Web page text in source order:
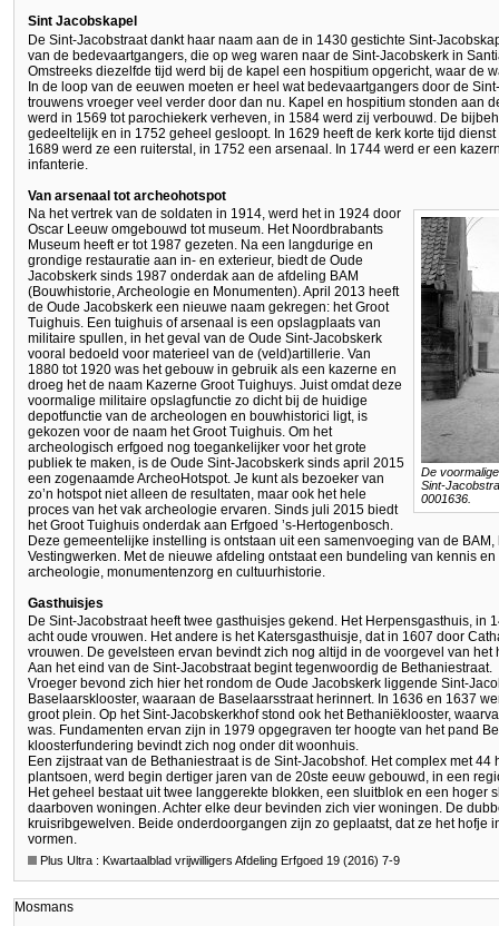
Sint Jacobskapel
De Sint-Jacobstraat dankt haar naam aan de in 1430 gestichte Sint-
van de bedevaartgangers, die op weg waren naar de Sint-Jacobskerk in
Omstreeks diezelfde tijd werd bij de kapel een hospitium opgericht, waar de
In de loop van de eeuwen moeten er heel wat bedevaartgangers door de
trouwens vroeger veel verder door dan nu. Kapel en hospitium stonden aan
werd in 1569 tot parochiekerk verheven, in 1584 werd zij verbouwd. De
gedeeltelijk en in 1752 geheel gesloopt. In 1629 heeft de kerk korte tijd
1689 werd ze een ruiterstal, in 1752 een arsenaal. In 1744 werd er een
infanterie.
Van arsenaal tot archeohotspot
De
Sint-
0001636.
Na het vertrek van de soldaten in 1914, werd het in 1924 door
Oscar Leeuw omgebouwd tot museum. Het Noordbrabants
Museum heeft er tot 1987 gezeten. Na een langdurige en
grondige restauratie aan in- en exterieur, biedt de Oude
Jacobskerk sinds 1987 onderdak aan de afdeling BAM
(Bouwhistorie, Archeologie en Monumenten). April 2013 heeft
de Oude Jacobskerk een nieuwe naam gekregen: het Groot
Tuighuis. Een tuighuis of arsenaal is een opslagplaats van
militaire spullen, in het geval van de Oude Sint-Jacobskerk
vooral bedoeld voor materieel van de (veld)artillerie. Van
1880 tot 1920 was het gebouw in gebruik als een kazerne en
droeg het de naam Kazerne Groot Tuighuys. Juist omdat deze
voormalige militaire opslagfunctie zo dicht bij de huidige
depotfunctie van de archeologen en bouwhistorici ligt, is
gekozen voor de naam het Groot Tuighuis. Om het
archeologisch erfgoed nog toegankelijker voor het grote
publiek te maken, is de Oude Sint-Jacobskerk sinds april 2015
een zogenaamde ArcheoHotspot. Je kunt als bezoeker van
zo’n hotspot niet alleen de resultaten, maar ook het hele
proces van het vak archeologie ervaren. Sinds juli 2015 biedt
het Groot Tuighuis onderdak aan Erfgoed ’s-Hertogenbosch.
Deze gemeentelijke instelling is ontstaan uit een samenvoeging van de
Vestingwerken. Met de nieuwe afdeling ontstaat een bundeling van kennis
archeologie, monumentenzorg en cultuurhistorie.
Gasthuisjes
De Sint-Jacobstraat heeft twee gasthuisjes gekend. Het Herpensgasthuis, in
acht oude vrouwen. Het andere is het Katersgasthuisje, dat in 1607 door
vrouwen. De gevelsteen ervan bevindt zich nog altijd in de voorgevel van het
Aan het eind van de Sint-Jacobstraat begint tegenwoordig de Bethaniestraat.
Vroeger bevond zich hier het rondom de Oude Jacobskerk liggende Sint-
Baselaarsklooster, waaraan de Baselaarsstraat herinnert. In 1636 en 1637
groot plein. Op het Sint-Jacobskerkhof stond ook het Bethaniëklooster,
was. Fundamenten ervan zijn in 1979 opgegraven ter hoogte van het pand
kloosterfundering bevindt zich nog onder dit woonhuis.
Een zijstraat van de Bethaniestraat is de Sint-Jacobshof. Het complex met
plantsoen, werd begin dertiger jaren van de 20ste eeuw gebouwd, in een
Het geheel bestaat uit twee langgerekte blokken, een sluitblok en een hoger
daarboven woningen. Achter elke deur bevinden zich vier woningen. De
kruisribgewelven. Beide onderdoorgangen zijn zo geplaatst, dat ze het hofje
vormen.
Plus Ultra : Kwartaalblad vrijwilligers Afdeling Erfgoed 19 (2016) 7-9
Mosmans